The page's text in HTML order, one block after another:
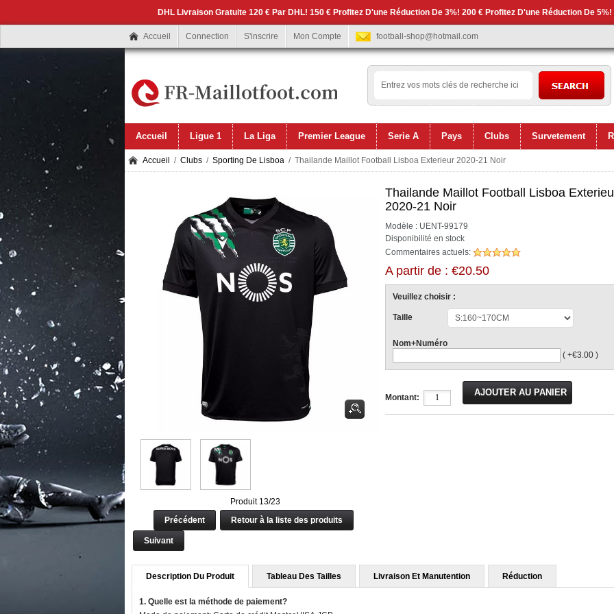
DHL Livraison Gratuite 120 € Par DHL! 150 € Profitez D'une Réduction De 3%! 200 € Profitez D'une Réduction De
Accueil Connection S'inscrire Mon Compte football-shop@hotmail.com
Accueil Ligue 1 La Liga Premier League Serie A Pays Clubs Survetement
Accueil / Clubs / Sporting De Lisboa / Thailande Maillot Football Lisboa Exterieur 2020-21 Noir
Produit 13/23
Précédent
Retour à la liste des produits
Suivant
Thailande Maillot Football Lisboa
2020-21 Noir
Modèle : UENT-99179
Disponibilité en stock
Commentaires actuels:
A partir de : €20.50
Veuillez choisir :
Taille
Nom+Numéro
( +€3.00 )
Montant:
Description Du Produit Tableau Des Tailles Livraison Et Manutention Réduction
1. Quelle est la méthode de paiement?